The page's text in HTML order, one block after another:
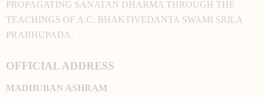
PROPAGATING SANATAN DHARMA THROUGH THE
TEACHINGS OF A.C. BHAKTIVEDANTA SWAMI SRILA
PRABHUPADA.
OFFICIAL ADDRESS
MADHUBAN ASHRAM